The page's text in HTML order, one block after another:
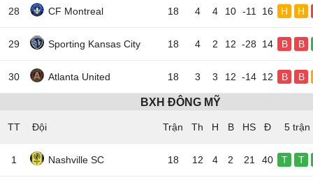
28 CF Montreal 18 4 4 10 -11 16 H H
29 Sporting Kansas City 18 4 2 12 -28 14 B B
30 Atlanta United 18 3 3 12 -14 12 B B
BXH ĐÔNG MỸ
TT Đội 5 trận
1 Nashville SC 18 12 4 2 21 40 T T